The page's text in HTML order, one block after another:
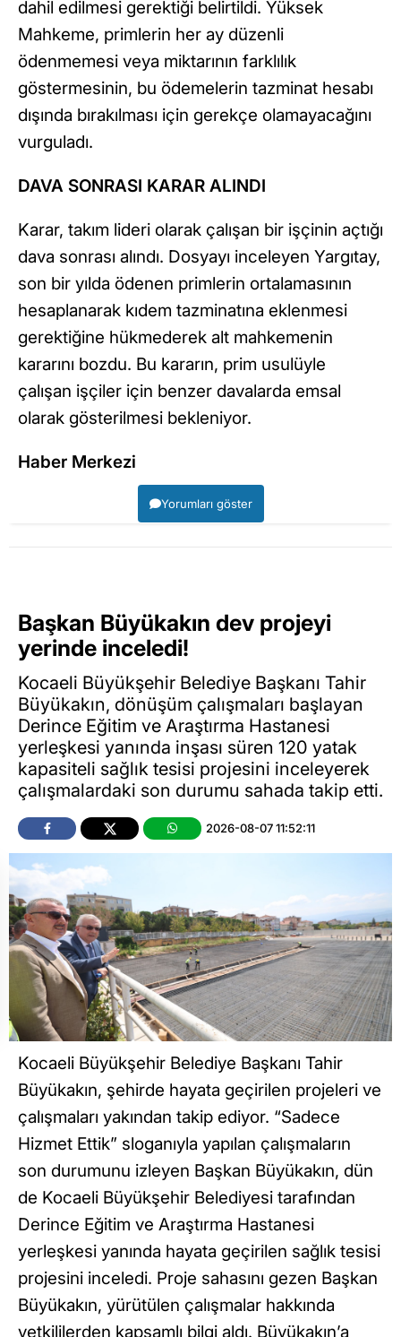
dahil edilmesi gerektiği belirtildi. Yüksek
Mahkeme, primlerin her ay düzenli
ödenmemesi veya miktarının farklılık
göstermesinin, bu ödemelerin tazminat hesabı
dışında bırakılması için gerekçe olamayacağını
vurguladı.
DAVA SONRASI KARAR ALINDI
Karar, takım lideri olarak çalışan bir işçinin açtığı
dava sonrası alındı. Dosyayı inceleyen Yargıtay,
son bir yılda ödenen primlerin ortalamasının
hesaplanarak kıdem tazminatına eklenmesi
gerektiğine hükmederek alt mahkemenin
kararını bozdu. Bu kararın, prim usulüyle
çalışan işçiler için benzer davalarda emsal
olarak gösterilmesi bekleniyor.
Haber Merkezi
Yorumları göster
Başkan Büyükakın dev projeyi
yerinde inceledi!
Kocaeli Büyükşehir Belediye Başkanı Tahir
Büyükakın, dönüşüm çalışmaları başlayan
Derince Eğitim ve Araştırma Hastanesi
yerleşkesi yanında inşası süren 120 yatak
kapasiteli sağlık tesisi projesini inceleyerek
çalışmalardaki son durumu sahada takip etti.
2026-08-07 11:52:11
Kocaeli Büyükşehir Belediye Başkanı Tahir
Büyükakın, şehirde hayata geçirilen projeleri ve
çalışmaları yakından takip ediyor. “Sadece
Hizmet Ettik” sloganıyla yapılan çalışmaların
son durumunu izleyen Başkan Büyükakın, dün
de Kocaeli Büyükşehir Belediyesi tarafından
Derince Eğitim ve Araştırma Hastanesi
yerleşkesi yanında hayata geçirilen sağlık tesisi
projesini inceledi. Proje sahasını gezen Başkan
Büyükakın, yürütülen çalışmalar hakkında
yetkililerden kapsamlı bilgi aldı. Büyükakın’a